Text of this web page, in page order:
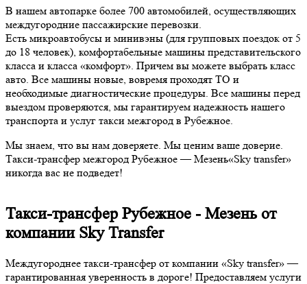
В нашем автопарке более 700 автомобилей, осуществляющих
междугородние пассажирские перевозки.
Есть микроавтобусы и минивэны (для групповых поездок от 5
до 18 человек), комфортабельные машины представительского
класса и класса «комфорт». Причем вы можете выбрать класс
авто. Все машины новые, вовремя проходят ТО и
необходимые диагностические процедуры. Все машины перед
выездом проверяются, мы гарантируем надежность нашего
транспорта и услуг такси межгород в Рубежное.
Мы знаем, что вы нам доверяете. Мы ценим ваше доверие.
Такси-трансфер межгород Рубежное — Мезень«Sky transfer»
никогда вас не подведет!
Такси-трансфер Рубежное - Мезень от
компании Sky Transfer
Междугороднее такси-трансфер от компании «Sky transfer» —
гарантированная уверенность в дороге! Предоставляем услуги